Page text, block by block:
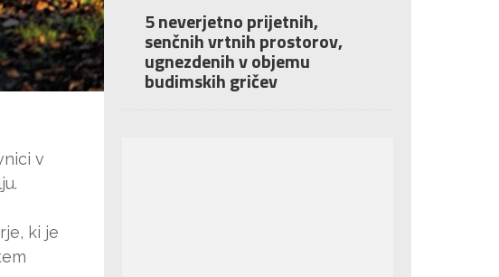
v
ki je
5 neverjetno prijetnih,
senčnih vrtnih prostorov,
ugnezdenih v objemu
budimskih gričev